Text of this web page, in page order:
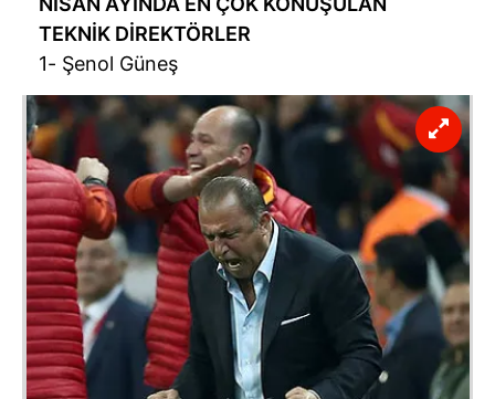
TEKNİK DİREKTÖRLER
1- Şenol Güneş